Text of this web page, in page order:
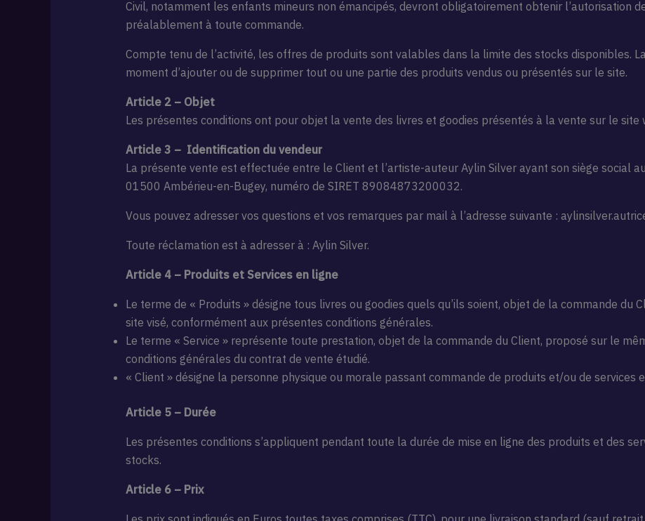
Civil, notamment les enfants mineurs non émancipés, devront obligatoirement obtenir l’autorisation
préalablement à toute commande.
Compte tenu de l’activité, les offres de produits sont valables dans la limite des stocks disponibles.
moment d’ajouter ou de supprimer tout ou une partie des produits vendus ou présentés sur le site.
Article 2 – Objet
Les présentes conditions ont pour objet la vente des livres et goodies présentés à la vente sur le site
Article 3 – Identification du vendeur
La présente vente est effectuée entre le Client et l’artiste-auteur Aylin Silver ayant son siège social
01500 Ambérieu-en-Bugey, numéro de SIRET 89084873200032.
Vous pouvez adresser vos questions et vos remarques par mail à l’adresse suivante :
Toute réclamation est à adresser à : Aylin Silver.
Article 4 – Produits et Services en ligne
Le terme de « Produits » désigne tous livres ou goodies quels qu’ils soient, objet de la commande du
site visé, conformément aux présentes conditions générales.
Le terme « Service » représente toute prestation, objet de la commande du Client, proposé sur le
conditions générales du contrat de vente étudié.
« Client » désigne la personne physique ou morale passant commande de produits et/ou de services
Article 5 – Durée
Les présentes conditions s’appliquent pendant toute la durée de mise en ligne des produits et des
stocks.
Article 6 – Prix